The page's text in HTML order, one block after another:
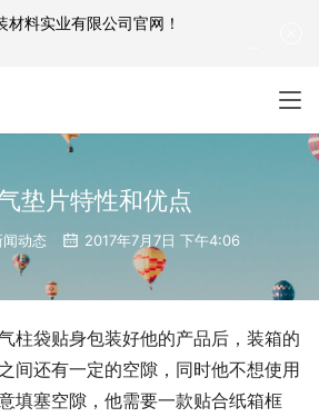
垫片特性和优点
闻动态 2017年7月7日 下午4:06
柱袋贴身包装好他的产品后，装箱的
间还有一定的空隙，同时他不想使用
填塞空隙，他需要一款贴合纸箱框
材料实业有限公司官网 ！